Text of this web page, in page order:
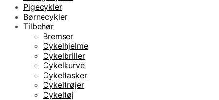
Pigecykler
Børnecykler
Tilbehør
Bremser
Cykelhjelme
Cykelbriller
Cykelkurve
Cykeltasker
Cykeltrøjer
Cykeltøj